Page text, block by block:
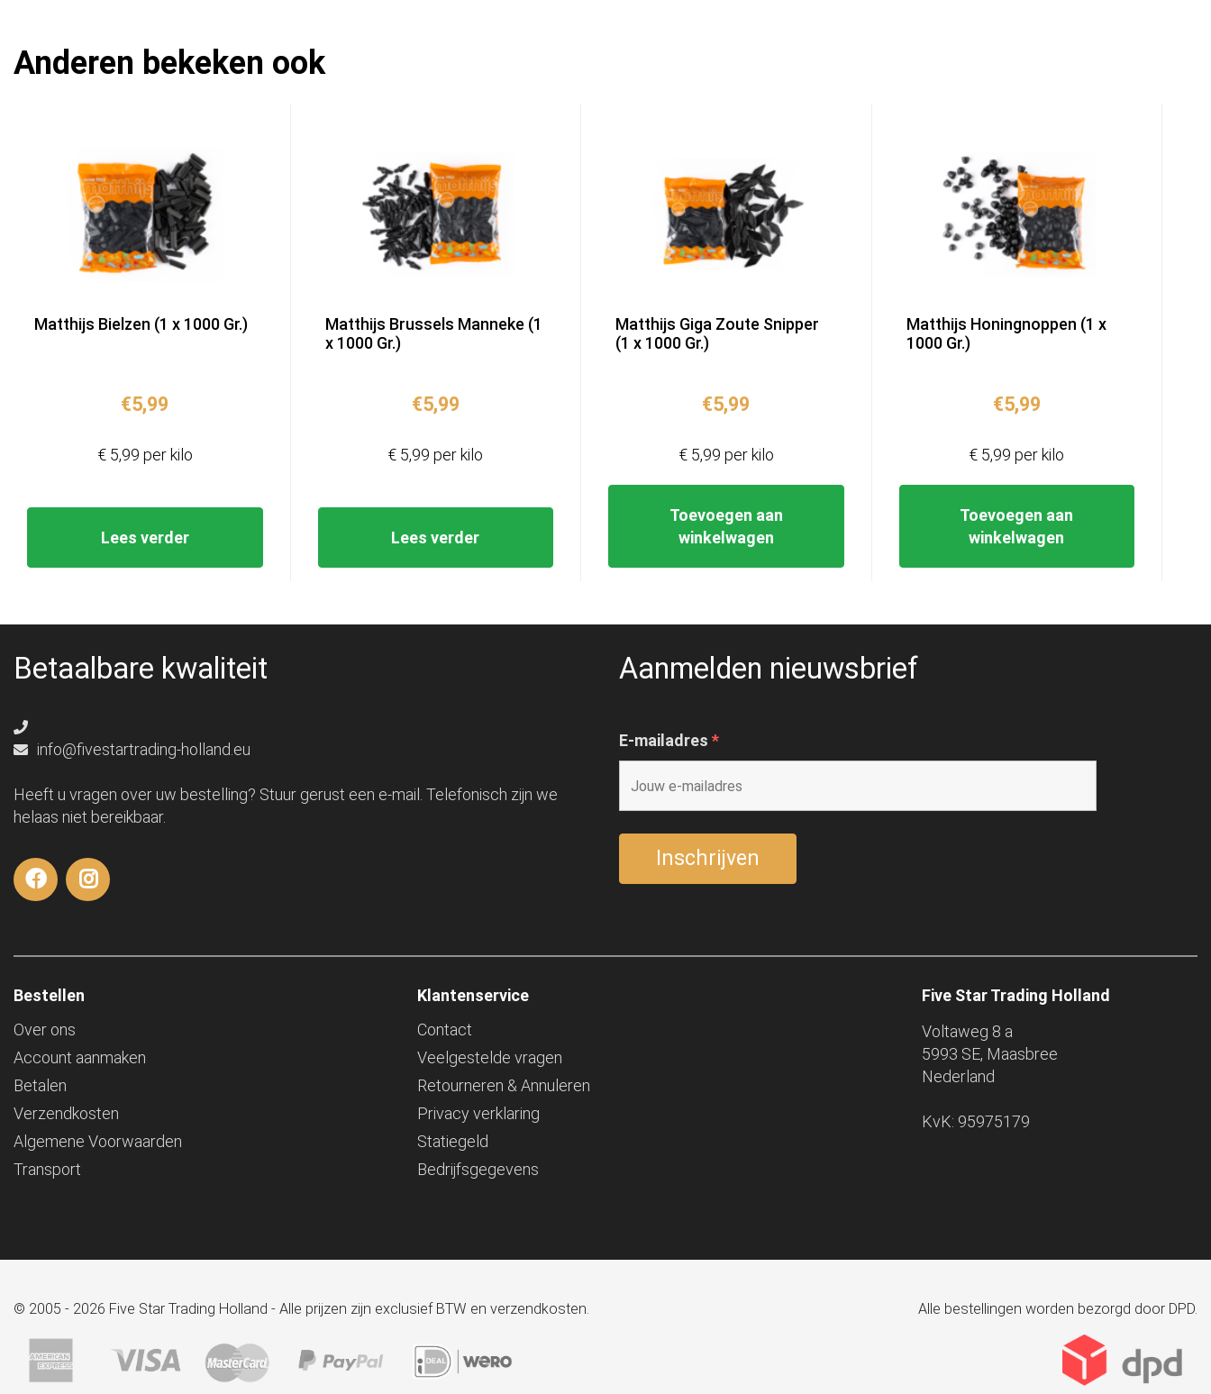
Anderen bekeken ook
Matthijs Bielzen (1 x 1000 Gr.)
€5,99
Lees verder
€ 5,99 per kilo
Matthijs Brussels Manneke (1
x 1000 Gr.)
€5,99
Lees verder
€ 5,99 per kilo
Matthijs Giga Zoute Snipper
(1 x 1000 Gr.)
€5,99
Toevoegen aan
winkelwagen
€ 5,99 per kilo
Matthijs Honingnoppen (1 x
1000 Gr.)
€5,99
Toevoegen aan
winkelwagen
€ 5,99 per kilo
Betaalbare kwaliteit
info@fivestartrading-holland.eu
Heeft u vragen over uw bestelling? Stuur gerust een e-mail. Telefonisch zijn we
helaas niet bereikbaar.
Aanmelden nieuwsbrief
E-mailadres *
Bestellen
Over ons
Account aanmaken
Betalen
Verzendkosten
Algemene Voorwaarden
Transport
Klantenservice
Contact
Veelgestelde vragen
Retourneren & Annuleren
Privacy verklaring
Statiegeld
Bedrijfsgegevens
Five Star Trading Holland
Voltaweg 8 a
5993 SE, Maasbree
Nederland
KvK: 95975179
© 2005 - 2026 Five Star Trading Holland - Alle prijzen zijn exclusief BTW en verzendkosten. Alle bestellingen worden bezorgd door DPD.